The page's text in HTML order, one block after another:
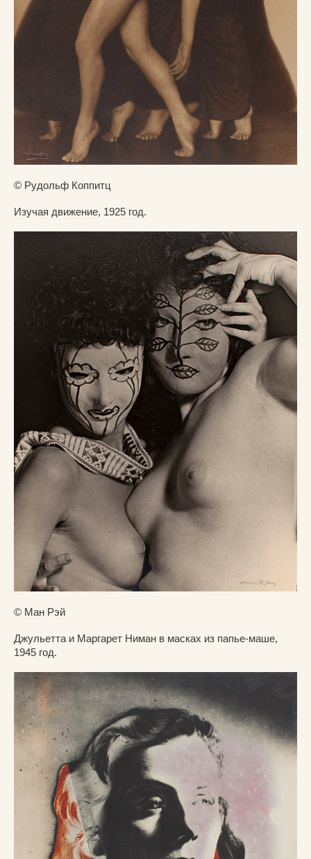
© Рудольф Коппитц
Изучая движение, 1925 год.
© Ман Рэй
Джульетта и Маргарет Ниман в масках из папье-маше,
1945 год.